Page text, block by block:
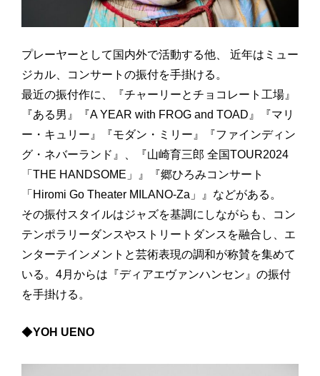
プレーヤーとして国内外で活動する他、 近年はミュー
ジカル、コンサートの振付を手掛ける。
最近の振付作に、『チャーリーとチョコレート工場』
『ある男』『A YEAR with FROG and TOAD』『マリ
ー・キュリー』『モダン・ミリー』『ファインディン
グ・ネバーランド』、『山崎育三郎 全国TOUR2024
「THE HANDSOME」』『郷ひろみコンサート
「Hiromi Go Theater MILANO-Za」』などがある。
その振付スタイルはジャズを基調にしながらも、コン
テンポラリーダンスやストリートダンスを融合し、エ
ンターテインメントと芸術表現の調和が称賛を集めて
いる。4月からは『ディアエヴァンハンセン』の振付
を手掛ける。
◆YOH UENO